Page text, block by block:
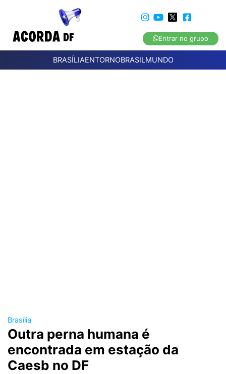
Entrar no grupo
BRASÍLIAENTORNOBRASILMUNDO
Brasília
Outra perna humana é
encontrada em estação da
Caesb no DF